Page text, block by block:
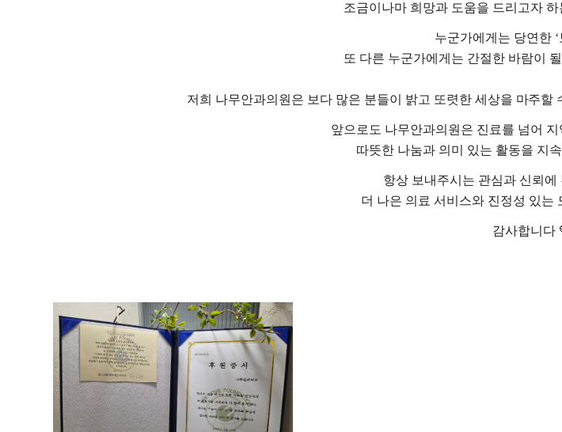
조금이나마 희망과 도움을 드리고자
누군가에게는 당연한 ‘
또 다른 누군가에게는 간절한 바람이
저희 나무안과의원은 보다 많은 분들이 밝고 또렷한 세상을 마주할
앞으로도 나무안과의원은 진료를 넘어
따뜻한 나눔과 의미 있는 활동을 지
항상 보내주시는 관심과 신뢰에
더 나은 의료 서비스와 진정성 있는
감사합니다